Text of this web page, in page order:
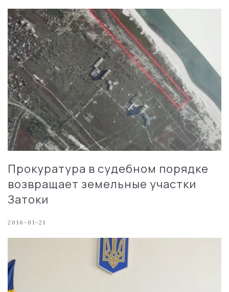
Прокуратура в судебном порядке
возвращает земельные участки
Затоки
2016-01-21